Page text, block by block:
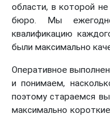
области, в которой
бюро. Мы
квалификацию
были максимально
Оперативное
и понимаем,
поэтому стараемся
максимально